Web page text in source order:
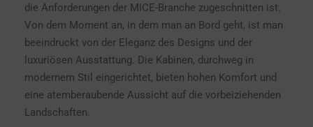
die Anforderungen der MICE-Branche zugeschnitten ist.
Von dem Moment an, in dem man an Bord geht, ist man
beeindruckt von der Eleganz des Designs und der
luxuriösen Ausstattung. Die Kabinen, durchweg in
modernem Stil eingerichtet, bieten hohen Komfort und
eine atemberaubende Aussicht auf die vorbeiziehenden
Landschaften.